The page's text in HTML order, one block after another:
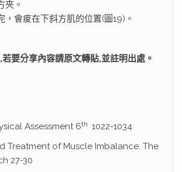
夾。
，會痠在下斜方肌的位置(圖19)。
若要分享內容請原文轉貼,並註明出處。
Assessment 6th 1022-1034
Treatment of Muscle Imbalance: The
27-30